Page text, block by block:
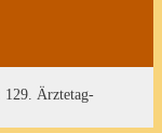
129. Ärztetag-